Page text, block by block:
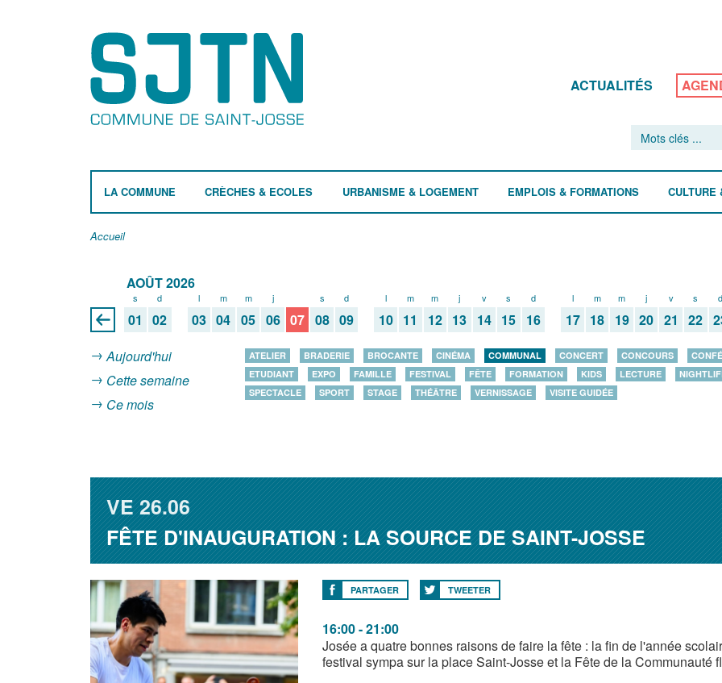
ACTUALITÉS
LA COMMUNE CRÈCHES & ECOLES URBANISME & LOGEMENT EMPLOIS & FORMATIONS CULTURE
Accueil
AOÛT 2026
s
01
d
02
l
03
m
04
m
05
j
06 07
s
08
d
09
l
10
m
11
m
12
j
13
v
14
s
15
d
16
l
17
m
18
m
19
j
20
v
21
s
22
d
Aujourd'hui
Cette semaine
Ce mois
ATELIER BRADERIE BROCANTE CINÉMA COMMUNAL CONCERT CONCOURS
ETUDIANT
EXPO FAMILLE FESTIVAL FÊTE FORMATION KIDS LECTURE
SPECTACLE
SPORT STAGE THÉÂTRE VERNISSAGE VISITE GUIDÉE
VE26.06
FÊTE D'INAUGURATION : LA SOURCE DE SAINT-JOSSE
PARTAGER TWEETER
16:00 - 21:00
Josée a quatre bonnes raisons de faire la fête : la fin de l'année
festival sympa sur la place Saint-Josse et la Fête de la Communauté